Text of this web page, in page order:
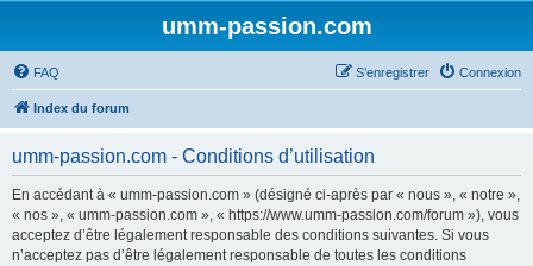
umm-passion.com
FAQ Connexion
S’enregistrer
Index du forum
umm-passion.com - Conditions d’utilisation
En accédant à « umm-passion.com » (désigné ci-après par « nous », « notre »,
« nos », « umm-passion.com », « https://www.umm-passion.com/forum »), vous
acceptez d’être légalement responsable des conditions suivantes. Si vous
n’acceptez pas d’être légalement responsable de toutes les conditions